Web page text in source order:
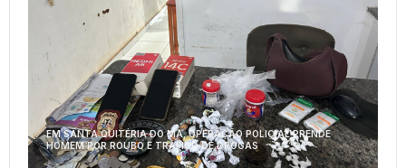
EM SANTA QUITÉRIA DO MA, OPERAÇÃO POLICIAL PRENDE
HOMEM POR ROUBO E TRÁFICO DE DROGAS